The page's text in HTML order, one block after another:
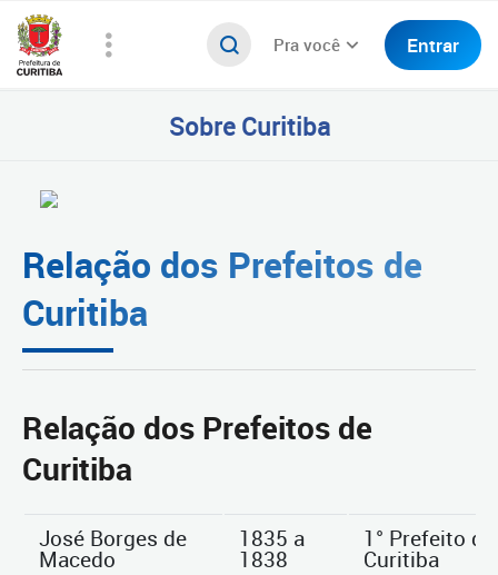
Pra você Entrar
Sobre Curitiba
Relação dos Prefeitos de
Curitiba
Relação dos Prefeitos de
Curitiba
José Borges de
Macedo
1835 a
1838
1° Prefeito de
Curitiba